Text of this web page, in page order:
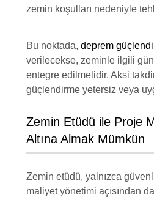
zemin koşulları nedeniyle
Bu noktada, deprem
verilecekse, zeminle ilgili
entegre edilmelidir. Aksi
güçlendirme yetersiz veya
Zemin Etüdü ile Proje
Altına Almak Mümkün
Zemin etüdü, yalnızca
maliyet yönetimi açısından